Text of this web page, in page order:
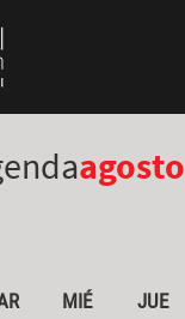
agosto
MIÉ JUE